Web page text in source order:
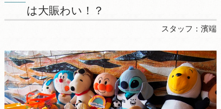
は大賑わい！？
スタッフ：濱端